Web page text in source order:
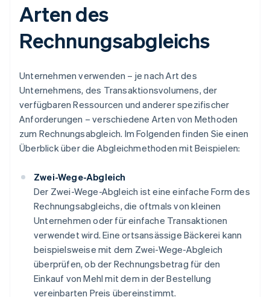
Arten des
Rechnungsabgleichs
Unternehmen verwenden – je nach Art des
Unternehmens, des Transaktionsvolumens, der
verfügbaren Ressourcen und anderer spezifischer
Anforderungen – verschiedene Arten von Methoden
zum Rechnungsabgleich. Im Folgenden finden Sie einen
Überblick über die Abgleichmethoden mit Beispielen:
Zwei-Wege-Abgleich
Der Zwei-Wege-Abgleich ist eine einfache Form des
Rechnungsabgleichs, die oftmals von kleinen
Unternehmen oder für einfache Transaktionen
verwendet wird. Eine ortsansässige Bäckerei kann
beispielsweise mit dem Zwei-Wege-Abgleich
überprüfen, ob der Rechnungsbetrag für den
Einkauf von Mehl mit dem in der Bestellung
vereinbarten Preis übereinstimmt.